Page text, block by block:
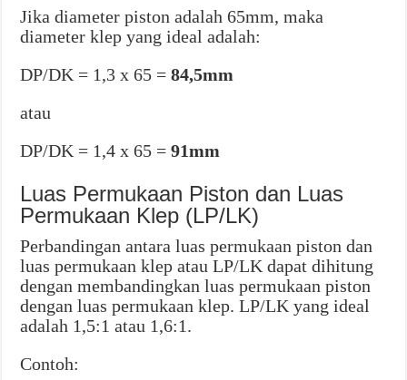
Jika diameter piston adalah 65mm, maka
diameter klep yang ideal adalah:
DP/DK = 1,3 x 65 =84,5mm
atau
DP/DK = 1,4 x 65 =91mm
Luas Permukaan Piston dan Luas
Permukaan Klep (LP/LK)
Perbandingan antara luas permukaan piston dan
luas permukaan klep atau LP/LK dapat dihitung
dengan membandingkan luas permukaan piston
dengan luas permukaan klep. LP/LK yang ideal
adalah 1,5:1 atau 1,6:1.
Contoh: